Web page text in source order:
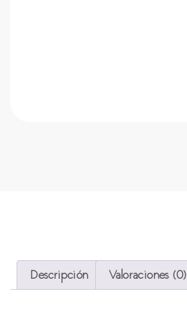
Descripción Valoraciones (0)